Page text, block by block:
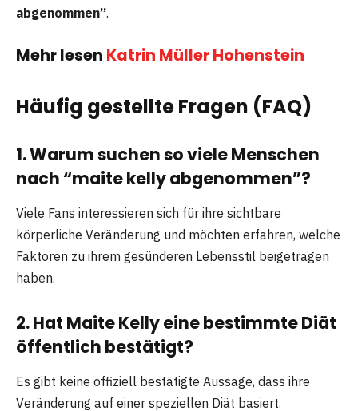
abgenommen”.
Mehr lesen Katrin Müller Hohenstein
Häufig gestellte Fragen (FAQ)
1. Warum suchen so viele Menschen
nach “maite kelly abgenommen”?
Viele Fans interessieren sich für ihre sichtbare
körperliche Veränderung und möchten erfahren, welche
Faktoren zu ihrem gesünderen Lebensstil beigetragen
haben.
2. Hat Maite Kelly eine bestimmte Diät
öffentlich bestätigt?
Es gibt keine offiziell bestätigte Aussage, dass ihre
Veränderung auf einer speziellen Diät basiert.